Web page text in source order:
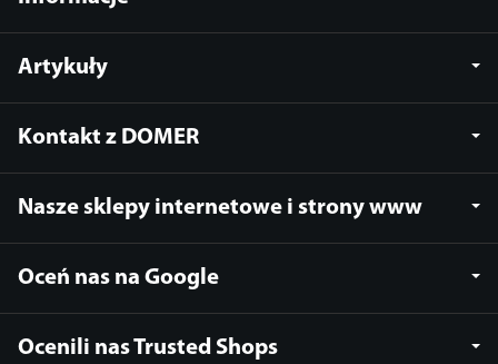
Artykuły
Kontakt z DOMER
Nasze sklepy internetowe i strony www
Oceń nas na Google
Ocenili nas Trusted Shops